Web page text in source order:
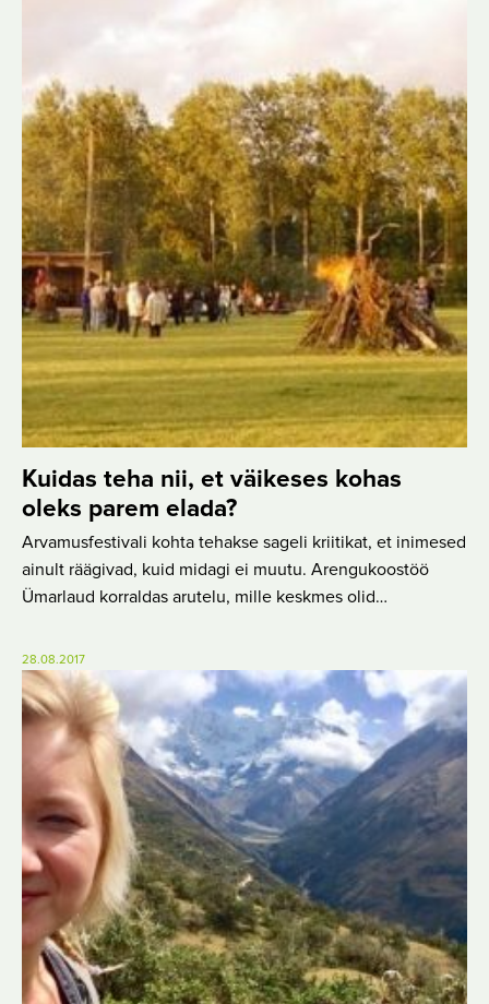
Kuidas teha nii, et väikeses kohas
oleks parem elada?
Arvamusfestivali kohta tehakse sageli kriitikat, et inimesed
ainult räägivad, kuid midagi ei muutu. Arengukoostöö
Ümarlaud korraldas arutelu, mille keskmes olid…
28.08.2017